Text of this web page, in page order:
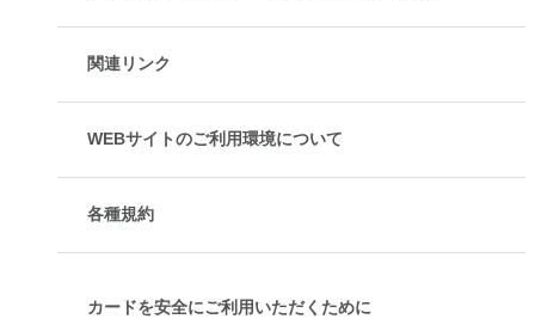
関連リンク
WEBサイトのご利用環境について
各種規約
カードを安全にご利用いただくために